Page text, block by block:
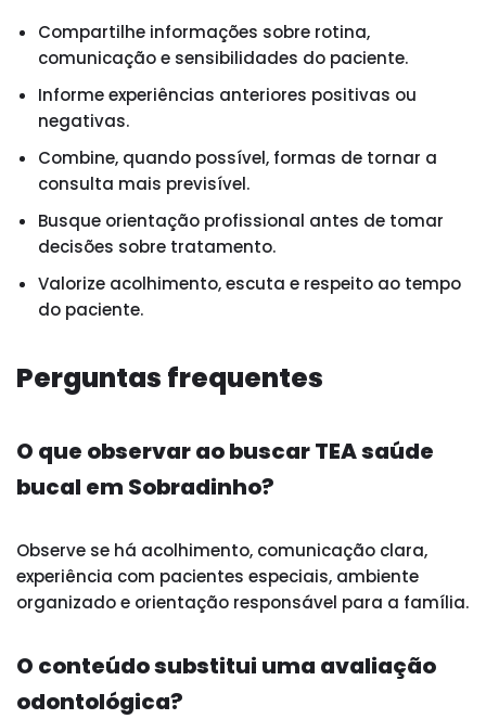
Compartilhe informações sobre rotina,
comunicação e sensibilidades do paciente.
Informe experiências anteriores positivas ou
negativas.
Combine, quando possível, formas de tornar a
consulta mais previsível.
Busque orientação profissional antes de tomar
decisões sobre tratamento.
Valorize acolhimento, escuta e respeito ao tempo
do paciente.
Perguntas frequentes
O que observar ao buscar TEA saúde
bucal em Sobradinho?
Observe se há acolhimento, comunicação clara,
experiência com pacientes especiais, ambiente
organizado e orientação responsável para a família.
O conteúdo substitui uma avaliação
odontológica?